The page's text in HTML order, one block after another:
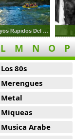
Arroyos Rapidos Del Rio
L M N O P
Los 80s
Merengues
Metal
Miqueas
Musica Arabe